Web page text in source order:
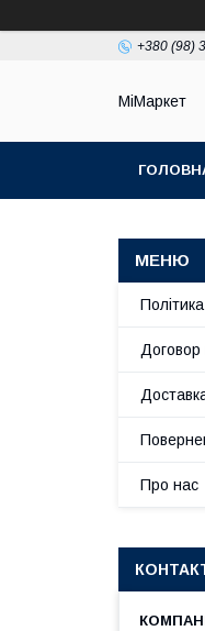
+380 (98)
МіМаркет
Договор
Про нас